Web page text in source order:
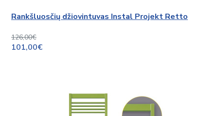
Rankšluosčių džiovintuvas Instal Projekt Retto
126,00€
101,00€